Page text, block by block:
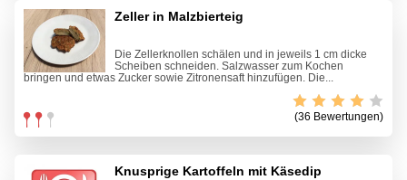
Zeller in Malzbierteig
Die Zellerknollen schälen und in jeweils 1 cm dicke
Scheiben schneiden. Salzwasser zum Kochen
bringen und etwas Zucker sowie Zitronensaft hinzufügen. Die...
(36 Bewertungen)
Knusprige Kartoffeln mit Käsedip